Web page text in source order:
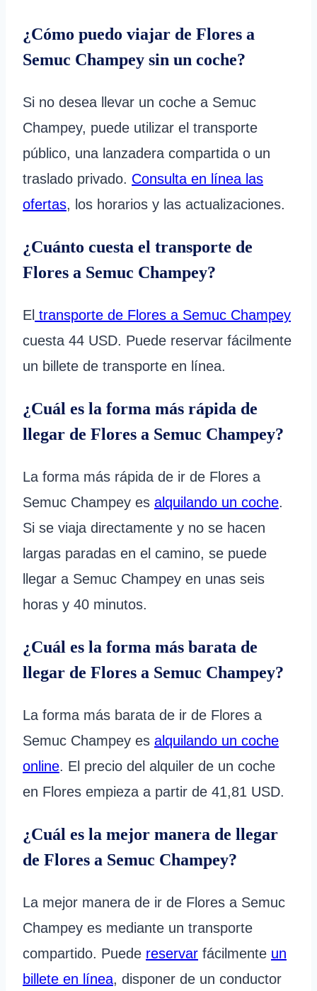
¿Cómo puedo viajar de Flores a
Semuc Champey sin un coche?
Si no desea llevar un coche a Semuc
Champey, puede utilizar el transporte
público, una lanzadera compartida o un
traslado privado. Consulta en línea las
ofertas, los horarios y las actualizaciones.
¿Cuánto cuesta el transporte de
Flores a Semuc Champey?
El transporte de Flores a Semuc Champey
cuesta 44 USD. Puede reservar fácilmente
un billete de transporte en línea.
¿Cuál es la forma más rápida de
llegar de Flores a Semuc Champey?
La forma más rápida de ir de Flores a
Semuc Champey es alquilando un coche.
Si se viaja directamente y no se hacen
largas paradas en el camino, se puede
llegar a Semuc Champey en unas seis
horas y 40 minutos.
¿Cuál es la forma más barata de
llegar de Flores a Semuc Champey?
La forma más barata de ir de Flores a
Semuc Champey es alquilando un coche
online. El precio del alquiler de un coche
en Flores empieza a partir de 41,81 USD.
¿Cuál es la mejor manera de llegar
de Flores a Semuc Champey?
La mejor manera de ir de Flores a Semuc
Champey es mediante un transporte
compartido. Puede reservar fácilmente un
billete en línea, disponer de un conductor